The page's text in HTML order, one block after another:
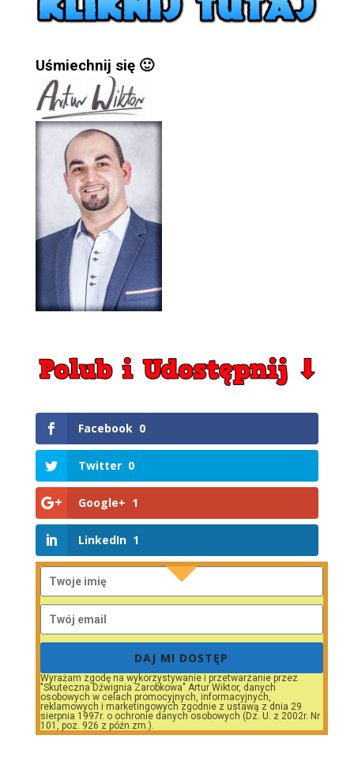
Uśmiechnij się 🙂
Facebook 0
Twitter 0
Google+ 1
LinkedIn 1
DAJ MI DOSTĘP
Wyrażam zgodę na wykorzystywanie i przetwarzanie przez
"Skuteczna Dźwignia Zarobkowa" Artur Wiktor, danych
osobowych w celach promocyjnych, informacyjnych,
reklamowych i marketingowych zgodnie z ustawą z dnia 29
sierpnia 1997r. o ochronie danych osobowych (Dz. U. z 2002r. Nr
101, poz. 926 z późn.zm.).